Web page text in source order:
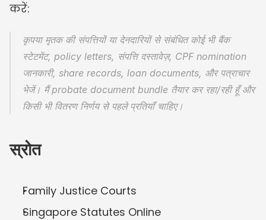
करें:
कृपया मृतक की संपत्तियों या देनदारियों से संबंधित कोई भी बैंक
स्टेटमेंट, policy letters, संपत्ति दस्तावेज़, CPF nomination
जानकारी, share records, loan documents, और पत्राचार
भेजें। मैं probate document bundle तैयार कर रहा/रही हूँ और
किसी भी वितरण निर्णय से पहले प्रतियाँ चाहिए।
स्रोत
Family Justice Courts
Singapore Statutes Online